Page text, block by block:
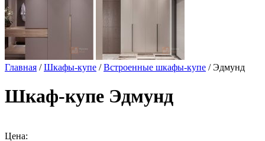
Главная /Шкафы-купе /Встроенные шкафы-купе / Эдмунд
Шкаф-купе Эдмунд
Цена: